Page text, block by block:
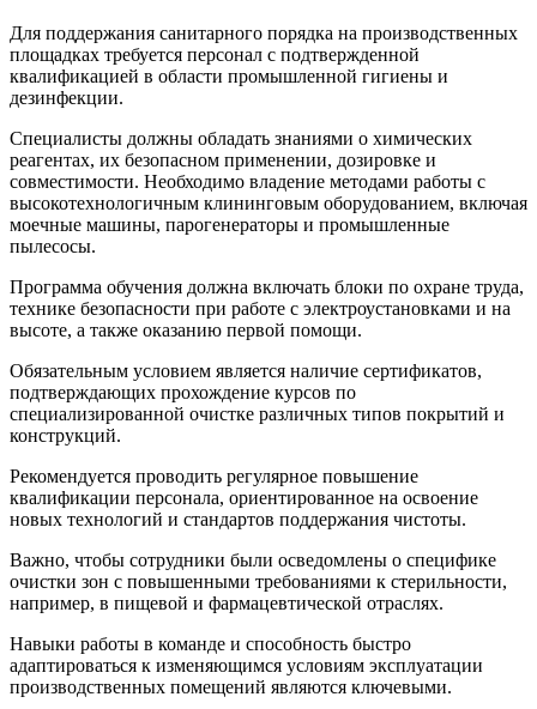
Для поддержания санитарного порядка на производственных
площадках требуется персонал с подтвержденной
квалификацией в области промышленной гигиены и
дезинфекции.
Специалисты должны обладать знаниями о химических
реагентах, их безопасном применении, дозировке и
совместимости. Необходимо владение методами работы с
высокотехнологичным клининговым оборудованием, включая
моечные машины, парогенераторы и промышленные
пылесосы.
Программа обучения должна включать блоки по охране труда,
технике безопасности при работе с электроустановками и на
высоте, а также оказанию первой помощи.
Обязательным условием является наличие сертификатов,
подтверждающих прохождение курсов по
специализированной очистке различных типов покрытий и
конструкций.
Рекомендуется проводить регулярное повышение
квалификации персонала, ориентированное на освоение
новых технологий и стандартов поддержания чистоты.
Важно, чтобы сотрудники были осведомлены о специфике
очистки зон с повышенными требованиями к стерильности,
например, в пищевой и фармацевтической отраслях.
Навыки работы в команде и способность быстро
адаптироваться к изменяющимся условиям эксплуатации
производственных помещений являются ключевыми.